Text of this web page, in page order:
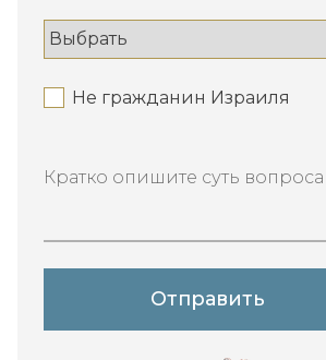
Не гражданин Израиля
Кратко опишите суть вопроса